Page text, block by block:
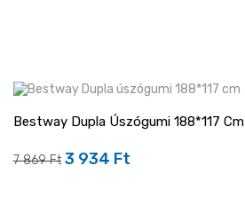
Bestway Dupla Úszógumi 188*117 Cm
Regular
7 869 Ft Ár
3 934 Ft